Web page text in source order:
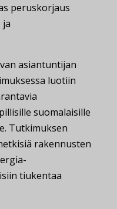
peruskorjaus
asiantuntijan
luotiin
suomalaisille
Tutkimuksen
rakennusten
tiukentaa